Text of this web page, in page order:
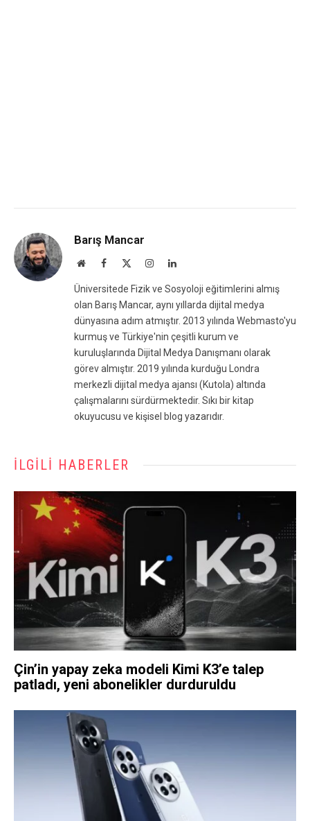
Barış Mancar
WebsiteFacebook InstagramLinkedIn
Üniversitede Fizik ve Sosyoloji eğitimlerini almış
olan Barış Mancar, aynı yıllarda dijital medya
dünyasına adım atmıştır. 2013 yılında Webmasto'yu
kurmuş ve Türkiye'nin çeşitli kurum ve
kuruluşlarında Dijital Medya Danışmanı olarak
görev almıştır. 2019 yılında kurduğu Londra
merkezli dijital medya ajansı (Kutola) altında
çalışmalarını sürdürmektedir. Sıkı bir kitap
okuyucusu ve kişisel blog yazarıdır.
İLGILI HABERLER
Çin’in yapay zeka modeli Kimi K3’e talep
patladı, yeni abonelikler durduruldu